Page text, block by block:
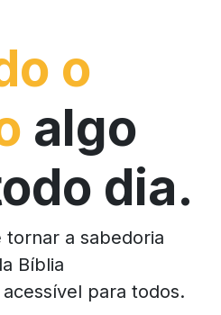
o
algo
dia.
tornar a sabedoria
Bíblia
para todos.